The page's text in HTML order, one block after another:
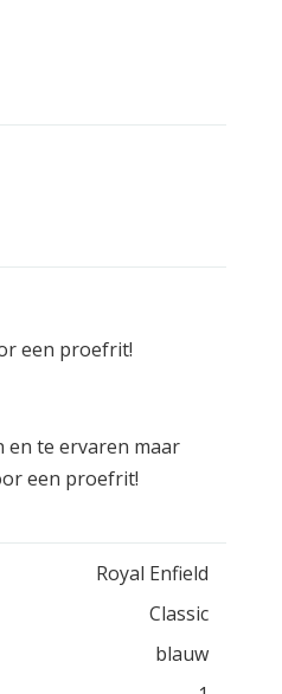
een proefrit!
en te ervaren maar
een proefrit!
Royal Enfield
Classic
blauw